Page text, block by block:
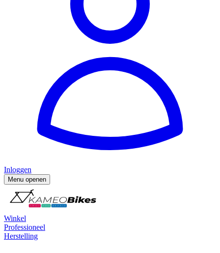
Inloggen
Menu openen
Winkel
Professioneel
Herstelling